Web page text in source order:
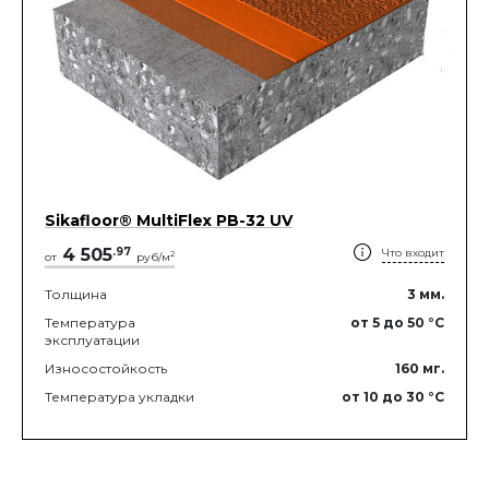
Sikafloor® MultiFlex PB-32 UV
от 4 505.97 руб/м2 Что входит
Толщина 3 мм.
Температура
эксплуатации
от 5 до 50 °C
Износостойкость 160 мг.
Температура укладки
от 10 до 30 °C